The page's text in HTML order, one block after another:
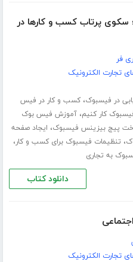
سکوی پرتاب کسب و کارها در
فر
تجارت الکترونیک
در فیسبوک،کسب و کار در فیس
کار کنیم،آموزش فیس بوک
پیج بیزینس فیسبوک، ایجاد صفحه
، تنظیمات فیسبوک برای کسب و کار،
به تجاری
دانلود کتاب
تجارت الکترونیک